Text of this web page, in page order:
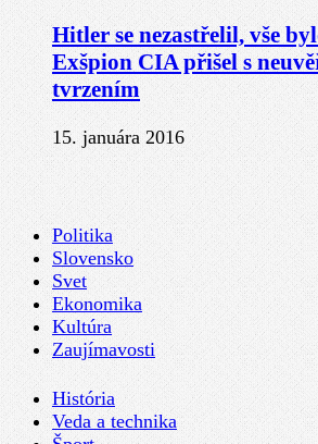
Hitler se nezastřelil, vše
Exšpion CIA přišel s
tvrzením
15. januára 2016
Politika
Slovensko
Svet
Ekonomika
Kultúra
Zaujímavosti
História
Veda a technika